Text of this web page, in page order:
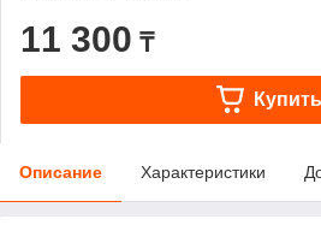
11 300 ₸
Купить
Описание Характеристики